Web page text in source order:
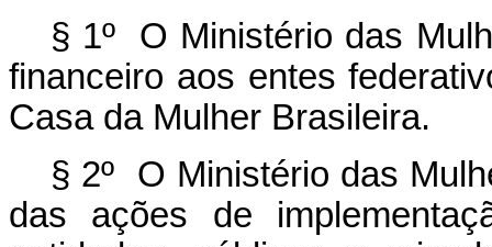
§ 1º O Ministério das
financeiro aos entes
Casa da Mulher Brasileira.
§ 2º O Ministério das
das ações de